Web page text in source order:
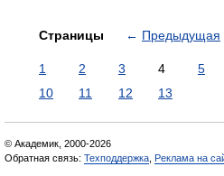
Страницы ← Предыдущая
1 2 3 4 5
10
11 12 13
© Академик, 2000-2026
Обратная связь: Техподдержка Реклама на